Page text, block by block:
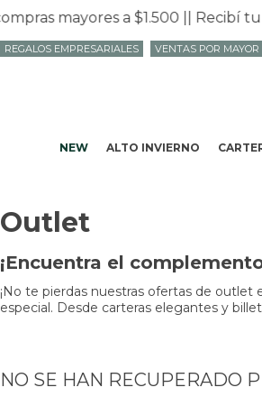
mayores a $1.500 || Recibí tu
NEW ALTO INVIERNO
REGALOS EMPRESARIALES VENTAS POR MAYOR
Outlet
¡Encuentra el
¡No te pierdas nuestras ofertas de outlet
especial. Desde carteras elegantes y
NO SE HAN RECUPERADO